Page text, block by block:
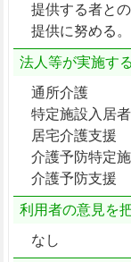
提供する者と
提供に努める。
法人等が実施す
通所介護
特定施設入居
居宅介護支援
介護予防特定
介護予防支援
利用者の意見を
なし